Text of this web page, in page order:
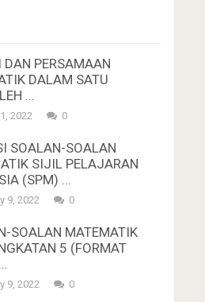
DAN PERSAMAAN
DALAM SATU
…
2022 0
SOALAN-SOALAN
SIJIL PELAJARAN
(SPM) …
9, 2022 0
SOALAN MATEMATIK
5 (FORMAT
9, 2022 0